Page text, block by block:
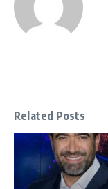
Related Posts